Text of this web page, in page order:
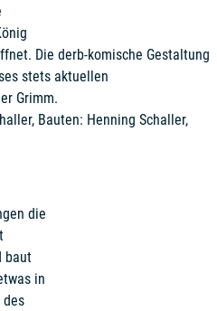
Die derb-komische Gestaltung
stets aktuellen
Grimm.
Bauten: Henning Schaller,
die
baut
in
des